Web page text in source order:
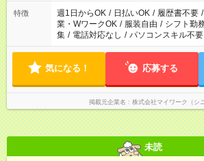
特徴 週1日からOK / 日払いOK / 履歴書不要 /
業・WワークOK / 服装自由 / シフト勤
集 / 電話対応なし / パソコンスキル不要
気になる！ 応募する
掲載元企業名 株式会社マイワーク（シニ
未読